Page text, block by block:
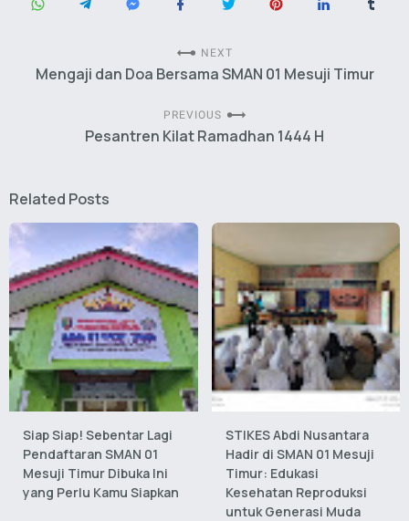
NEXT
Mengaji dan Doa Bersama SMAN 01 Mesuji Timur
PREVIOUS
Pesantren Kilat Ramadhan 1444 H
Related Posts
Siap Siap! Sebentar Lagi
Pendaftaran SMAN 01
Mesuji Timur Dibuka Ini
yang Perlu Kamu Siapkan
STIKES Abdi Nusantara
Hadir di SMAN 01 Mesuji
Timur: Edukasi
Kesehatan Reproduksi
untuk Generasi Muda